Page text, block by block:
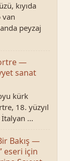
kıyıda
van
peyzaj
—
sanat
kürk
18. yüzyıl
...
Bakış —
eseri için